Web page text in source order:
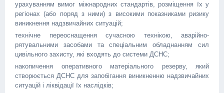
урахуванням вимог міжнародних стандартів, розміщення їх у
регіонах (або поряд з ними) з високими показниками ризику
виникнення надзвичайних ситуацій;
технічне переоснащення сучасною технікою, аварійно-
рятувальними засобами та спеціальним обладнанням сил
цивільного захисту, які входять до системи ДСНС;
накопичення оперативного матеріального резерву, який
створюється ДСНС для запобігання виникненню надзвичайних
ситуацій і ліквідації їх наслідків;